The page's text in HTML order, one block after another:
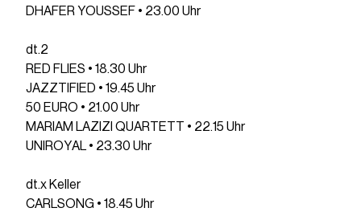
DHAFER YOUSSEF • 23.00 Uhr
dt.2
RED FLIES • 18.30 Uhr
JAZZTIFIED • 19.45 Uhr
50 EURO • 21.00 Uhr
MARIAM LAZIZI QUARTETT • 22.15 Uhr
UNIROYAL • 23.30 Uhr
dt.x Keller
CARLSONG • 18.45 Uhr